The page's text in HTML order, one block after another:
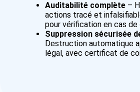
Auditabilité complète –
actions tracé et
pour vérification en cas
Suppression sécurisée
Destruction automatique
légal, avec certificat de